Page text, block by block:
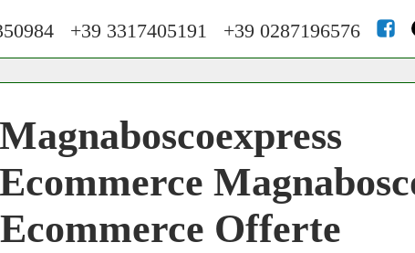
3.000 € Mese
+39 3317405191 +39 0287196576
Magnaboscoexpress
Ecommerce Offerte